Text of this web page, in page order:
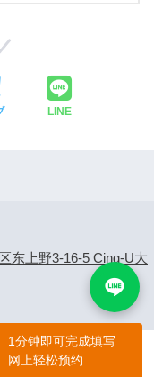
LINE
东上野3-16-5 Cinq-U大
1分钟即可完成填写
网上轻松预约